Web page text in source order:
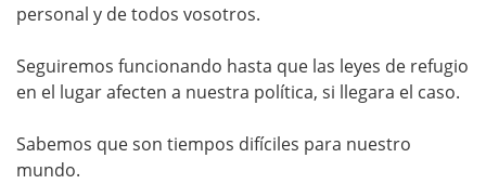
personal y de todos vosotros.
Seguiremos funcionando hasta que las leyes de refugio
en el lugar afecten a nuestra política, si llegara el caso.
Sabemos que son tiempos difíciles para nuestro
mundo.